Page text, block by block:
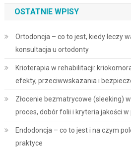
OSTATNIE WPISY
Ortodoncja – co to jest, kiedy leczy
konsultacja u ortodonty
Krioterapia w rehabilitacji:
efekty, przeciwwskazania i
Złocenie bezmatrycowe (sleeking)
proces, dobór folii i kryteria jakości w
Endodoncja – co to jest i na czym
praktyce